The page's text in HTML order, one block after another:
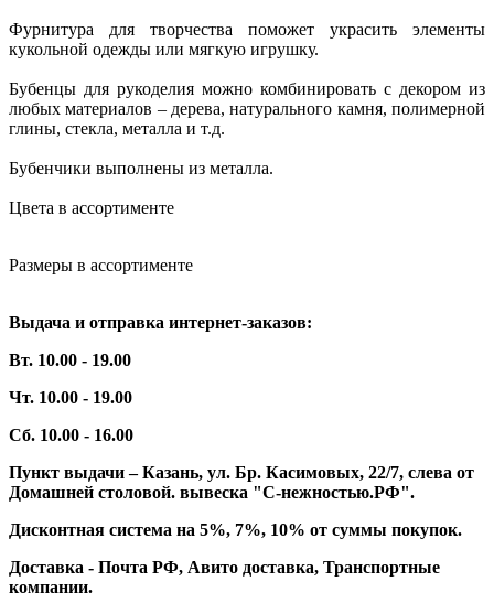
Фурнитура для творчества поможет украсить элементы
кукольной одежды или мягкую игрушку.
Бубенцы для рукоделия можно комбинировать с декором из
любых материалов – дерева, натурального камня, полимерной
глины, стекла, металла и т.д.
Бубенчики выполнены из металла.
Цвета в ассортименте
Размеры в ассортименте
Выдача и отправка интернет-заказов:
Вт. 10.00 - 19.00
Чт. 10.00 - 19.00
Сб. 10.00 - 16.00
Пункт выдачи – Казань, ул. Бр. Касимовых, 22/7, слева от
Домашней столовой. вывеска "С-нежностью.РФ".
Дисконтная система на 5%, 7%, 10% от суммы покупок.
Доставка - Почта РФ, Авито доставка, Транспортные
компании.